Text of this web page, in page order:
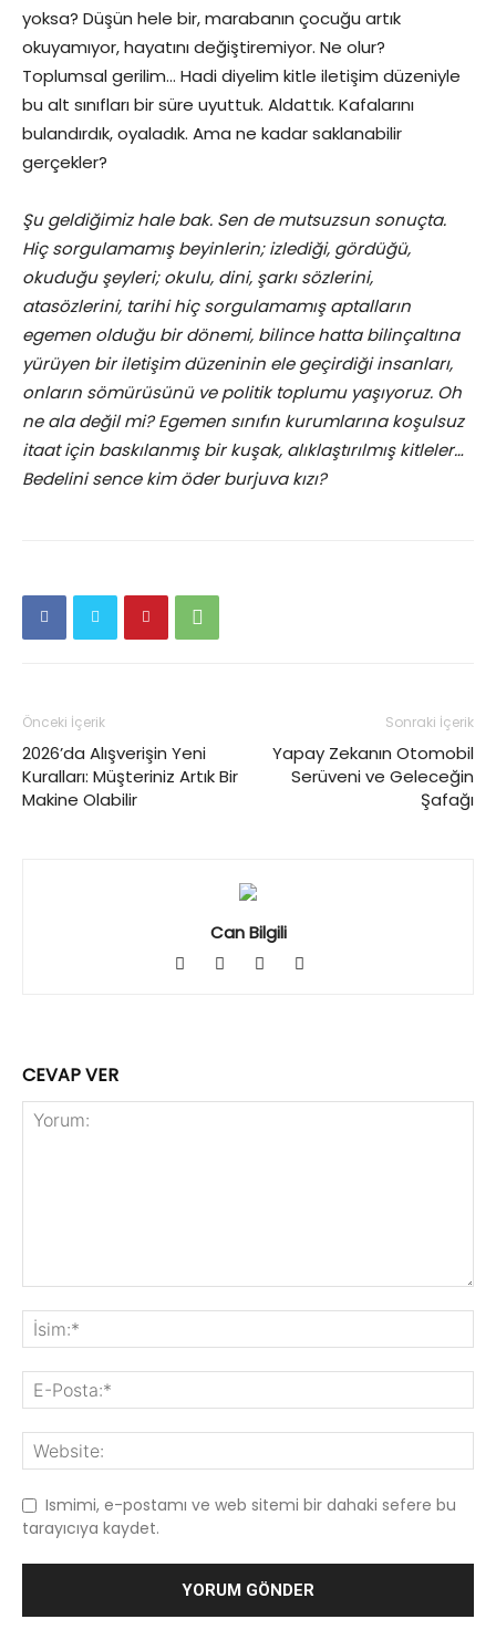
yoksa? Düşün hele bir, marabanın çocuğu artık
okuyamıyor, hayatını değiştiremiyor. Ne olur?
Toplumsal gerilim… Hadi diyelim kitle iletişim düzeniyle
bu alt sınıfları bir süre uyuttuk. Aldattık. Kafalarını
bulandırdık, oyaladık. Ama ne kadar saklanabilir
gerçekler?
Şu geldiğimiz hale bak. Sen de mutsuzsun sonuçta.
Hiç sorgulamamış beyinlerin; izlediği, gördüğü,
okuduğu şeyleri; okulu, dini, şarkı sözlerini,
atasözlerini, tarihi hiç sorgulamamış aptalların
egemen olduğu bir dönemi, bilince hatta bilinçaltına
yürüyen bir iletişim düzeninin ele geçirdiği insanları,
onların sömürüsünü ve politik toplumu yaşıyoruz. Oh
ne ala değil mi? Egemen sınıfın kurumlarına koşulsuz
itaat için baskılanmış bir kuşak, alıklaştırılmış kitleler…
Bedelini sence kim öder burjuva kızı?
Önceki İçerik
2026’da Alışverişin Yeni
Kuralları: Müşteriniz Artık Bir
Makine Olabilir
Sonraki İçerik
Yapay Zekanın Otomobil
Serüveni ve Geleceğin
Şafağı
Can Bilgili
CEVAP VER
Ismimi, e-postamı ve web sitemi bir dahaki sefere bu
tarayıcıya kaydet.